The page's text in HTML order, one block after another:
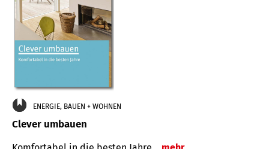
ENERGIE, BAUEN + WOHNEN
Clever umbauen